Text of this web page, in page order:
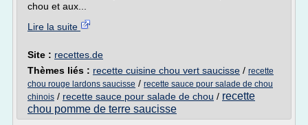
chou et aux...
Lire la suite
Site : recettes.de
Thèmes liés : recette cuisine chou vert saucisse / recette
chou rouge lardons saucisse / recette sauce pour salade de chou
chinois / recette sauce pour salade de chou / recette
chou pomme de terre saucisse